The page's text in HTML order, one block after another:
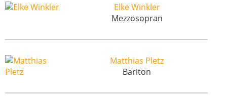
Elke Winkler
Mezzosopran
Matthias Pletz
Bariton